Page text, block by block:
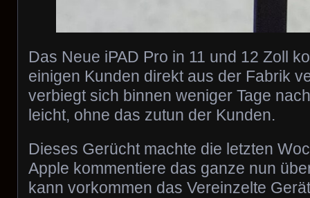
Das Neue iPAD Pro in 11 und 12 Zoll
einigen Kunden direkt aus der Fabrik
verbiegt sich binnen weniger Tage
leicht, ohne das zutun der Kunden.
Dieses Gerücht machte die letzten
Apple kommentiere das ganze nun
kann vorkommen das Vereinzelte